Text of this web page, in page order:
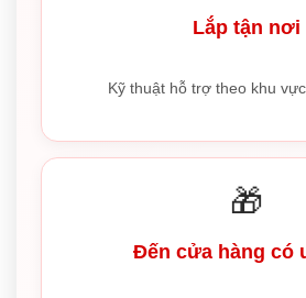
Lắp tận nơi
Kỹ thuật hỗ trợ theo khu
🎁
Đến cửa hàng có